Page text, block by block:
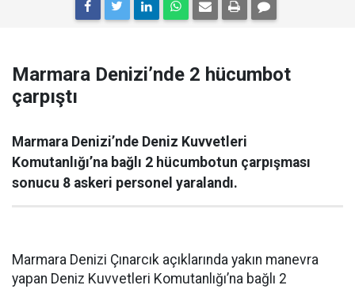
Marmara Denizi’nde 2 hücumbot
çarpıştı
Marmara Denizi’nde Deniz Kuvvetleri
Komutanlığı’na bağlı 2 hücumbotun çarpışması
sonucu 8 askeri personel yaralandı.
Marmara Denizi Çınarcık açıklarında yakın manevra
yapan Deniz Kuvvetleri Komutanlığı’na bağlı 2